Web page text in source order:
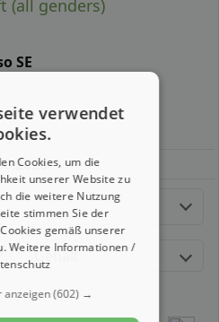
(all genders)
SE
Gehalt
verwendet
Cookies, um die
unserer Website zu
die weitere Nutzung
stimmen Sie der
gemäß unserer
Weitere Informationen /
anzeigen(602) →